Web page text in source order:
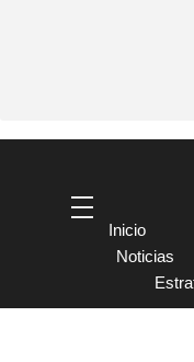
Inicio
Noticias